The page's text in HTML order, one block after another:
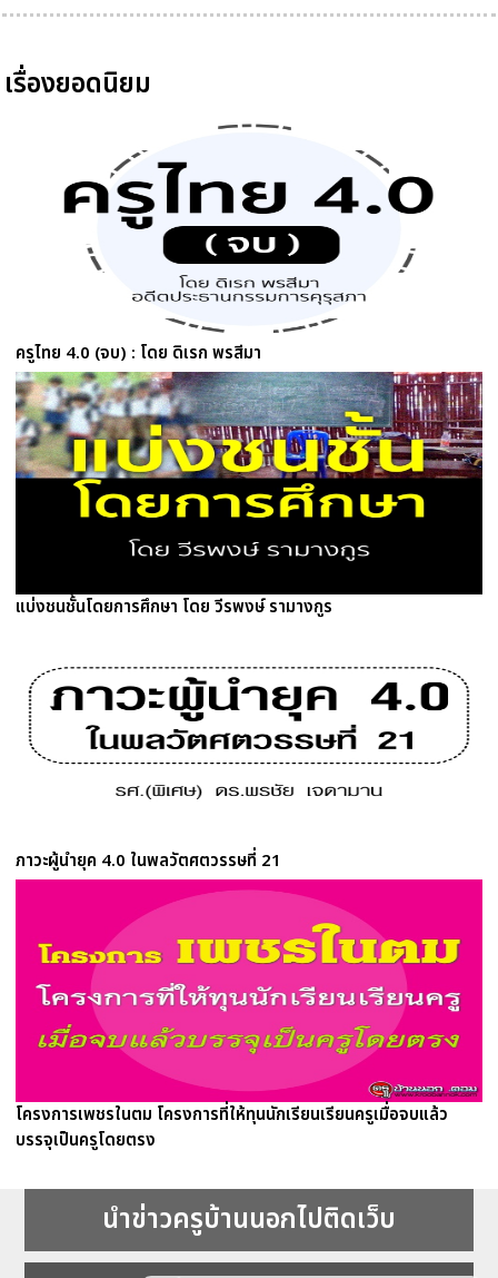
เรื่องยอดนิยม
ครูไทย 4.0 (จบ) : โดย ดิเรก พรสีมา
แบ่งชนชั้นโดยการศึกษา โดย วีรพงษ์ รามางกูร
ภาวะผู้นำยุค 4.0 ในพลวัตศตวรรษที่ 21
โครงการเพชรในตม โครงการที่ให้ทุนนักเรียนเรียนครูเมื่อจบแล้ว
บรรจุเป็นครูโดยตรง
นำข่าวครูบ้านนอกไปติดเว็บ